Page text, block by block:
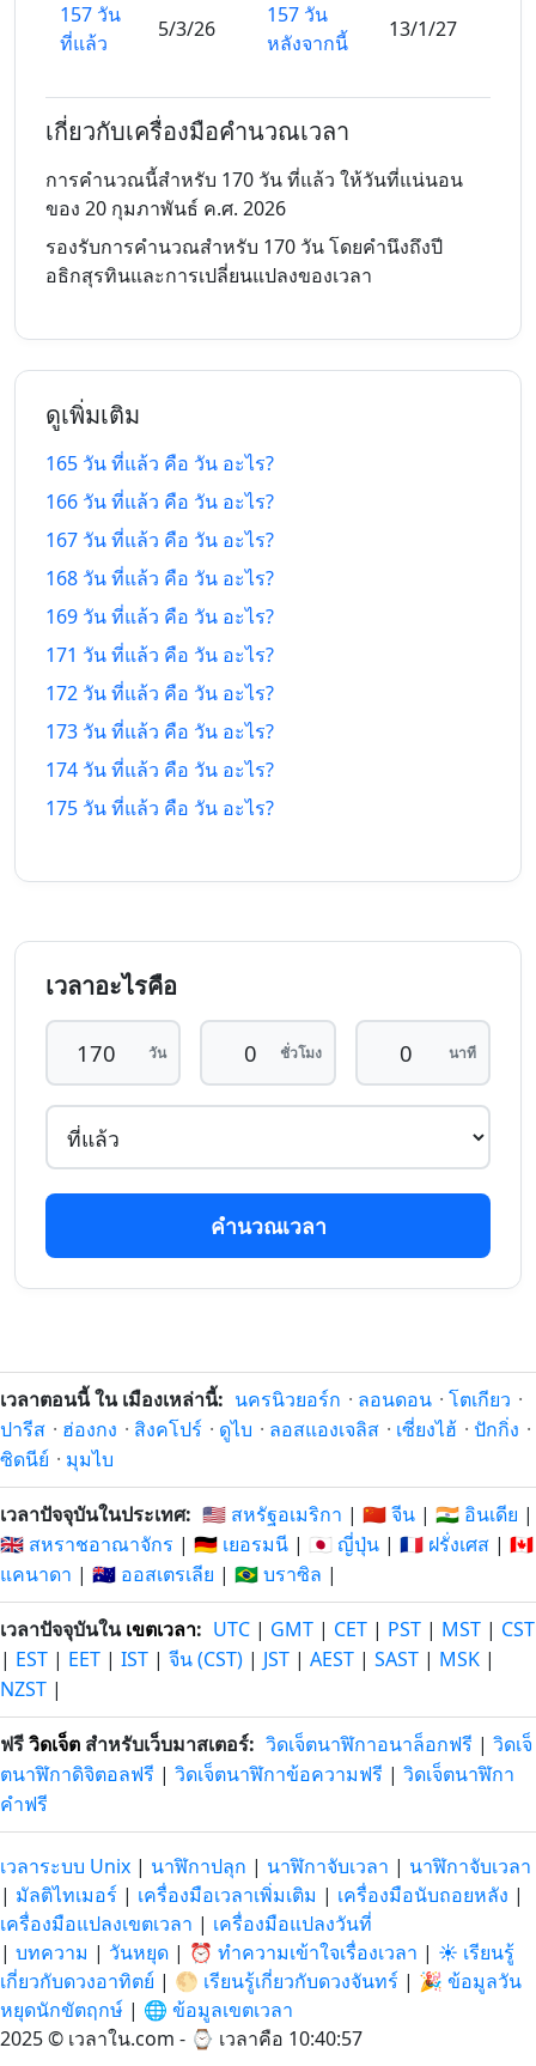
157 วัน
ที่แล้ว
5/3/26
157 วัน
หลังจากนี้
13/1/27
158 วัน
ที่แล้ว
4/3/26
158 วัน
หลังจากนี้
159 วัน
ที่แล้ว
3/3/26
159 วัน
หลังจากนี้
15/1/27
160 วัน
ที่แล้ว
2/3/26
160 วัน
หลังจากนี้
161 วัน
ที่แล้ว
161 วัน
หลังจากนี้
162 วัน
ที่แล้ว
หลังจากนี้
163 วัน
ที่แล้ว
27/2/26
163 วัน
หลังจากนี้
164 วัน
ที่แล้ว
164 วัน
หลังจากนี้
165 วัน
ที่แล้ว
25/2/26
165 วัน
หลังจากนี้
166 วัน
ที่แล้ว
24/2/26
166 วัน
หลังจากนี้
ที่แล้ว
หลังจากนี้
169 วัน
ที่แล้ว
หลังจากนี้
ที่แล้ว
20/2/26
หลังจากนี้
26/1/27
171 วัน
19/2/26 27/1/27
ที่แล้ว
172 วัน
หลังจากนี้
174 วัน
ที่แล้ว
16/2/26
174 วัน
หลังจากนี้
30/1/27
175 วัน
ที่แล้ว
15/2/26
หลังจากนี้
31/1/27
176 วัน
ที่แล้ว
14/2/26
176 วัน
หลังจากนี้
177 วัน
ที่แล้ว
13/2/26
177 วัน
หลังจากนี้
2/2/27
178 วัน
ที่แล้ว
12/2/26
178 วัน
หลังจากนี้
3/2/27
ที่แล้ว
หลังจากนี้
180 วัน
ที่แล้ว
10/2/26
180 วัน
หลังจากนี้
5/2/27
181 วัน
ที่แล้ว
9/2/26
181 วัน
หลังจากนี้
6/2/27
182 วัน
182 วัน
เกี่ยวกับเครื่องมือคำนวณเวลา
การคำนวณนี้สำหรับ 170 วัน ที่แล้ว ให้วันที่แน่นอน
ของ 20 กุมภาพันธ์ ค.ศ. 2026
รองรับการคำนวณสำหรับ 170 วัน โดยคำนึงถึงปี
อธิกสุรทินและการเปลี่ยนแปลงของเวลา
ดูเพิ่มเติม
165 วัน ที่แล้ว คือ วัน อะไร?
166 วัน ที่แล้ว คือ วัน อะไร?
167 วัน ที่แล้ว คือ วัน อะไร?
168 วัน ที่แล้ว คือ วัน อะไร?
169 วัน ที่แล้ว คือ วัน อะไร?
171 วัน ที่แล้ว คือ วัน อะไร?
172 วัน ที่แล้ว คือ วัน อะไร?
173 วัน ที่แล้ว คือ วัน อะไร?
174 วัน ที่แล้ว คือ วัน อะไร?
175 วัน ที่แล้ว คือ วัน อะไร?
เวลาอะไรคือ
วัน ชั่วโมง นาที
คำนวณเวลา
เวลาตอนนี้ ใน เมืองเหล่านี้: นครนิวยอร์ก · ลอนดอน · โตเกียว ·
ปารีส · ฮ่องกง · สิงคโปร์ · ดูไบ · ลอสแองเจลิส · เซี่ยงไฮ้ · ปักกิ่ง ·
ซิดนีย์ · มุมไบ
เวลาปัจจุบันในประเทศ: 🇺🇸 สหรัฐอเมริกา | 🇨🇳 จีน | 🇮🇳 อินเดีย |
🇬🇧 สหราชอาณาจักร | 🇩🇪 เยอรมนี | 🇯🇵 ญี่ปุ่น | 🇫🇷 ฝรั่งเศส | 🇨🇦
แคนาดา | 🇦🇺 ออสเตรเลีย | 🇧🇷 บราซิล |
เวลาปัจจุบันในเขตเวลา: UTC | GMT | CET | PST | MST | CST
| EST | EET | IST | จีน (CST) | JST | AEST | SAST | MSK |
NZST |
ฟรีวิดเจ็ต สำหรับเว็บมาสเตอร์: วิดเจ็ตนาฬิกาอนาล็อกฟรี | วิดเจ็
ตนาฬิกาดิจิตอลฟรี | วิดเจ็ตนาฬิกาข้อความฟรี | วิดเจ็ตนาฬิกา
คำฟรี
เวลาระบบ Unix | นาฬิกาปลุก | นาฬิกาจับเวลา | นาฬิกาจับเวลา
| มัลติไทเมอร์ | เครื่องมือเวลาเพิ่มเติม | เครื่องมือนับถอยหลัง |
เครื่องมือแปลงเขตเวลา | เครื่องมือแปลงวันที่
| บทความ | วันหยุด | ⏰ ทำความเข้าใจเรื่องเวลา | ☀️ เรียนรู้
เกี่ยวกับดวงอาทิตย์ | 🌕 เรียนรู้เกี่ยวกับดวงจันทร์ | 🎉 ข้อมูลวัน
หยุดนักขัตฤกษ์ | 🌐 ข้อมูลเขตเวลา
2025 © เวลาใน.com - ⌚ เวลาคือ 10:40:57